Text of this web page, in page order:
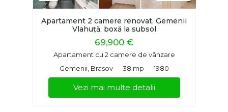
Apartament 2 camere renovat, Gemenii
Vlahuță, boxă la subsol
69,900 €
Apartament cu 2 camere de vânzare
Gemenii, Brasov
38 mp 1980
Vezi mai multe detalii